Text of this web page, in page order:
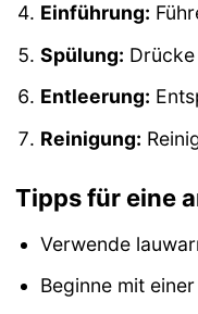
Einführung:
Spülung:
Entleerung:
Reinigung:
Tipps für eine
Verwende
Beginne mit